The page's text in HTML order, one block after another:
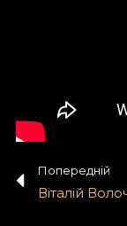
Попередній